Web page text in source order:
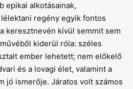
epikai alkotásainak,
regény egyik fontos
keresztnevén kívül semmit sem
kiderül róla: széles
ember lehetett; nem előkelő
és a lovagi élet, valamint a
jó ismerője. Járatos volt számos